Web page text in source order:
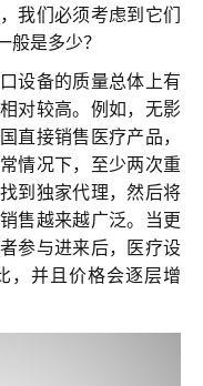
我们必须考虑到它们
是多少？
设备的质量总体上有
对较高。例如，无影
直接销售医疗产品，
情况下，至少两次重
到独家代理，然后将
售越来越广泛。当更
参与进来后，医疗设
，并且价格会逐层增